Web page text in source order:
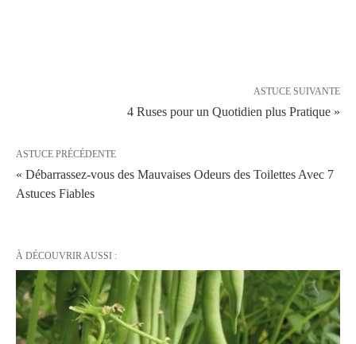
ASTUCE SUIVANTE
4 Ruses pour un Quotidien plus Pratique »
ASTUCE PRÉCÉDENTE
« Débarrassez-vous des Mauvaises Odeurs des Toilettes Avec 7
Astuces Fiables
À DÉCOUVRIR AUSSI :